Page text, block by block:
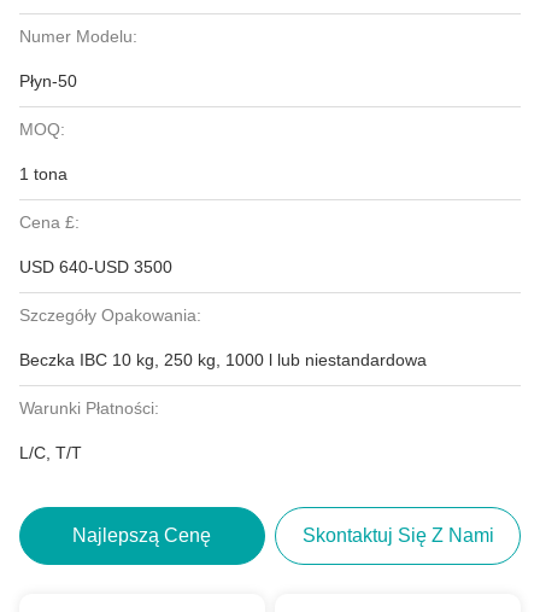
Numer Modelu:
Płyn-50
MOQ:
1 tona
Cena £:
USD 640-USD 3500
Szczegóły Opakowania:
Beczka IBC 10 kg, 250 kg, 1000 l lub niestandardowa
Warunki Płatności:
L/C, T/T
Najlepszą Cenę Skontaktuj Się Z Nami